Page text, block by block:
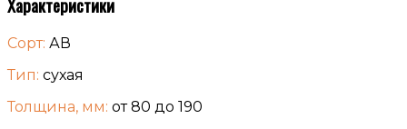
Характеристики
Сорт: АВ
Тип: сухая
Толщина, мм: от 80 до 190